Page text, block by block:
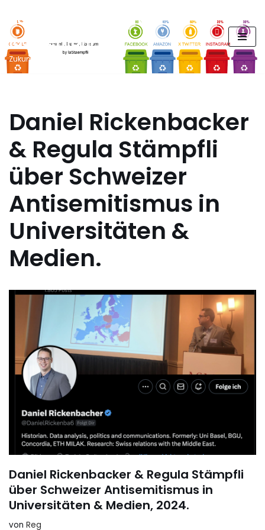
Zum
Inhalt
springen
FUTURE PODCAST by
laStaempfli
Zukunft, Daten, Konsum
Daniel Rickenbacker
& Regula Stämpfli
über Schweizer
Antisemitismus in
Universitäten &
Medien.
Daniel Rickenbacker & Regula Stämpfli
über Schweizer Antisemitismus in
Universitäten & Medien, 2024.
von Reg